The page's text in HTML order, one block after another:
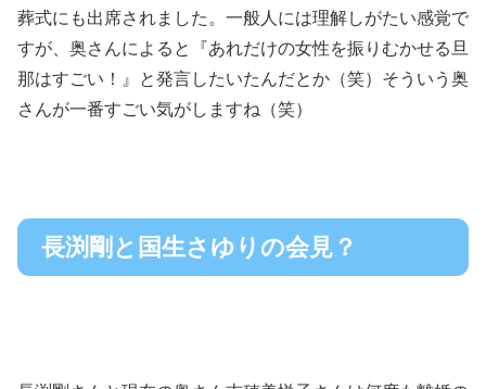
葬式にも出席されました。一般人には理解しがたい感覚で
すが、奥さんによると『あれだけの女性を振りむかせる旦
那はすごい！』と発言したいたんだとか（笑）そういう奥
さんが一番すごい気がしますね（笑）
長渕剛と国生さゆりの会見？